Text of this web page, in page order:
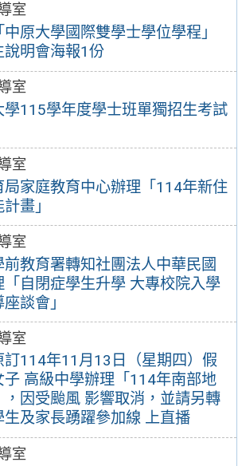
室
原大學國際雙學士學位學程」
明會海報1份
室
學115學年度學士班單獨招生考試
室
局家庭教育中心辦理「114年新住
畫」
室
教育署轉知社團法人中華民國
「自閉症學生升學 大專校院入學
談會」
室
訂114年11月13日（星期四）假
高級中學辦理「114年南部地
因受颱風 影響取消，並請另轉
及家長踴躍參加線 上直播
室